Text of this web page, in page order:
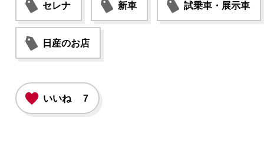
セレナ 新車 試乗車・展示車
日産のお店
いいね 7